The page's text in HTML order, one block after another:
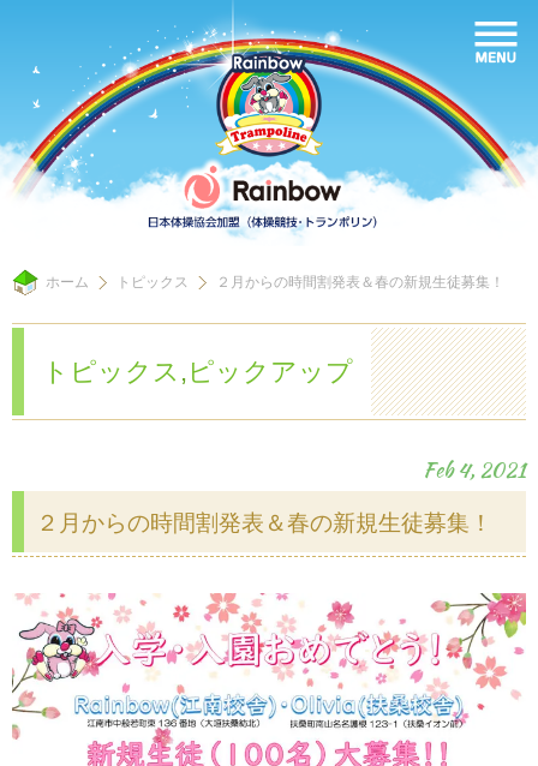
ホーム トピックス ２月からの時間割発表＆春の新規生徒募集！
トピックス , ピックアップ
Feb 4, 2021
２月からの時間割発表＆春の新規生徒募集！